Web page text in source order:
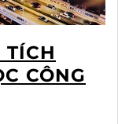
CÔNG